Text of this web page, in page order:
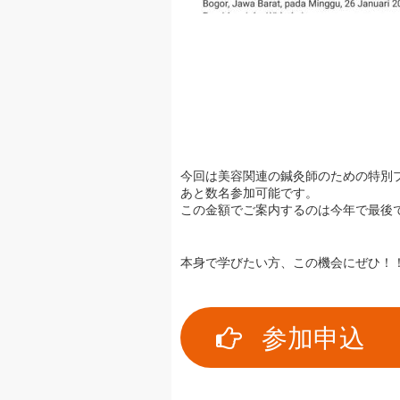
今回は美容関連の鍼灸師のための特別
あと数名参加可能です。
この金額でご案内するのは今年で最後
本身で学びたい方、この機会にぜひ！
参加申込